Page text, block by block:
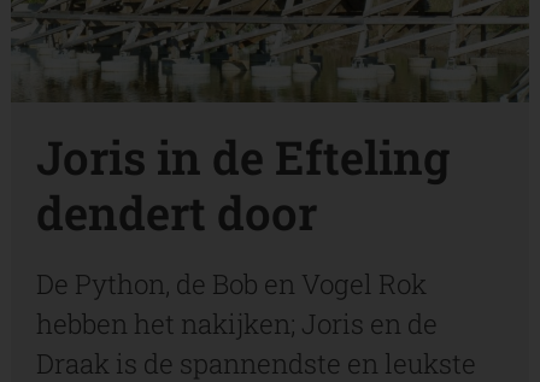
Joris in de Efteling
dendert door
De Python, de Bob en Vogel Rok
hebben het nakijken; Joris en de
Draak is de spannendste en leukste